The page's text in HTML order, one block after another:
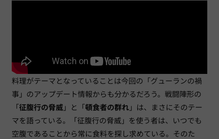
料理がテーマとなっていることは今回の「グューランの禍
事」のアップデート情報からも分かるだろう。戦闘陣形の
「征腹行の脅威」と「頓食者の群れ」は、まさにそのテー
マを語っている。「征腹行の脅威」を使う者は、いつでも
空腹であることから常に食料を探し求めている。そのた